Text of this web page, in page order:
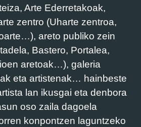
Arte Ederretakoak,
zentro (Uharte zentroa,
areto publiko zein
Bastero, Portalea,
aretoak…), galeria
eta artistenak… hainbeste
lan ikusgai eta denbora
oso zaila dagoela
konpontzen laguntzeko